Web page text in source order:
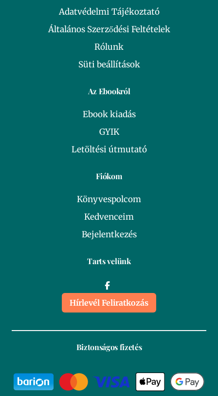
Adatvédelmi Tájékoztató
Általános Szerződési Feltételek
Rólunk
Süti beállítások
Az Ebookról
Ebook kiadás
GYIK
Letöltési útmutató
Fiókom
Könyvespolcom
Kedvenceim
Bejelentkezés
Tarts velünk
Hírlevél Feliratkozás
Biztonságos fizetés